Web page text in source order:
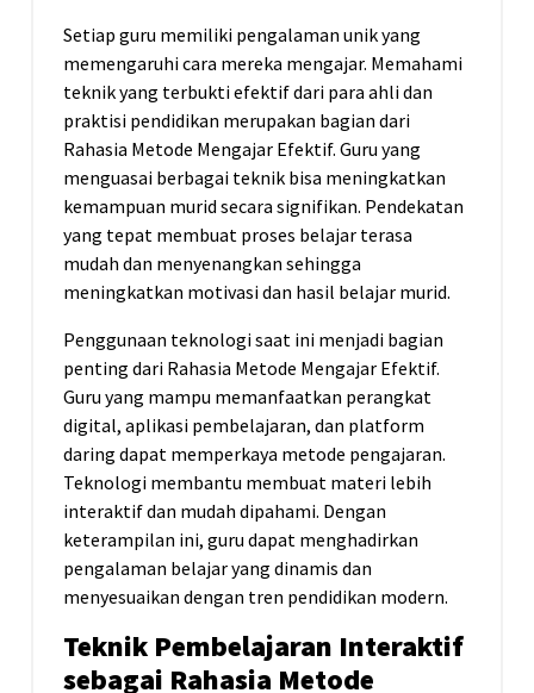
Setiap guru memiliki pengalaman unik yang
memengaruhi cara mereka mengajar. Memahami
teknik yang terbukti efektif dari para ahli dan
praktisi pendidikan merupakan bagian dari
Rahasia Metode Mengajar Efektif. Guru yang
menguasai berbagai teknik bisa meningkatkan
kemampuan murid secara signifikan. Pendekatan
yang tepat membuat proses belajar terasa
mudah dan menyenangkan sehingga
meningkatkan motivasi dan hasil belajar murid.
Penggunaan teknologi saat ini menjadi bagian
penting dari Rahasia Metode Mengajar Efektif.
Guru yang mampu memanfaatkan perangkat
digital, aplikasi pembelajaran, dan platform
daring dapat memperkaya metode pengajaran.
Teknologi membantu membuat materi lebih
interaktif dan mudah dipahami. Dengan
keterampilan ini, guru dapat menghadirkan
pengalaman belajar yang dinamis dan
menyesuaikan dengan tren pendidikan modern.
Teknik Pembelajaran Interaktif
sebagai Rahasia Metode